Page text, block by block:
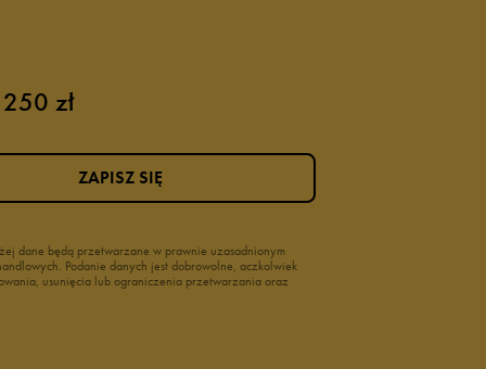
zł
dane będą przetwarzane w prawnie uzasadnionym
Podanie danych jest dobrowolne, aczkolwiek
usunięcia lub ograniczenia przetwarzania oraz
ZAPISZ SIĘ